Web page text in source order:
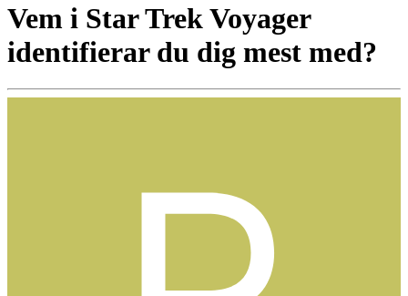
Vem i Star Trek Voyager
identifierar du dig mest med?